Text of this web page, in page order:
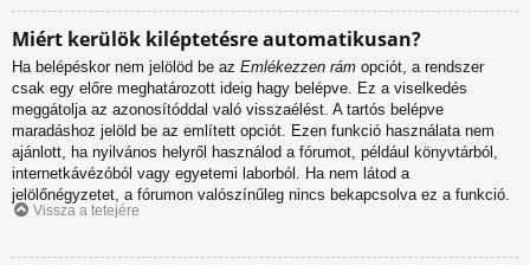
Miért kerülök kiléptetésre automatikusan?
Ha belépéskor nem jelölöd be az Emlékezzen rám opciót, a rendszer
csak egy előre meghatározott ideig hagy belépve. Ez a viselkedés
meggátolja az azonosítóddal való visszaélést. A tartós belépve
maradáshoz jelöld be az említett opciót. Ezen funkció használata nem
ajánlott, ha nyilvános helyről használod a fórumot, például könyvtárból,
internetkávézóból vagy egyetemi laborból. Ha nem látod a
jelölőnégyzetet, a fórumon valószínűleg nincs bekapcsolva ez a funkció.
Vissza a tetejére